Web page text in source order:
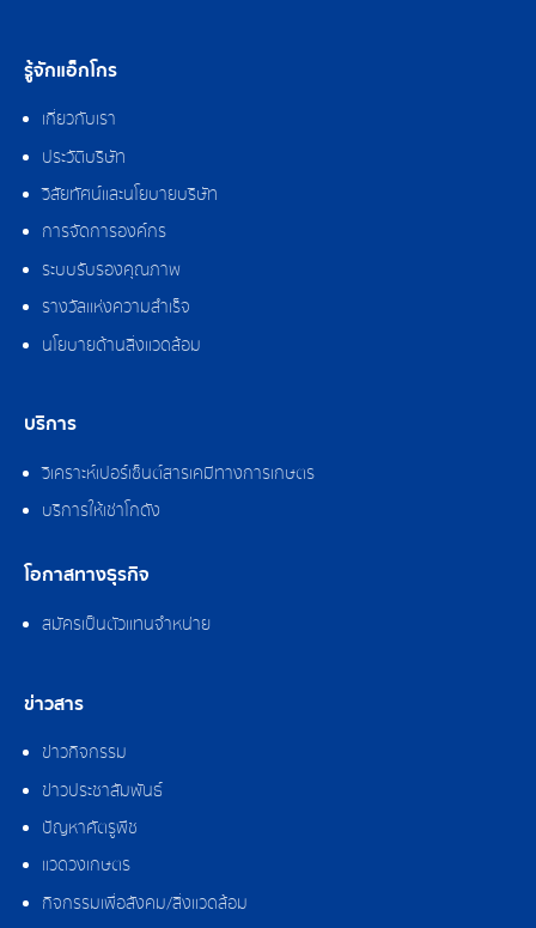
รู้จักแอ็กโกร
เกี่ยวกับเรา
ประวัติบริษัท
วิสัยทัศน์และนโยบายบริษัท
การจัดการองค์กร
ระบบรับรองคุณภาพ
รางวัลแห่งความสำเร็จ
นโยบายด้านสิ่งแวดล้อม
บริการ
วิเคราะห์เปอร์เซ็นต์สารเคมีทางการเกษตร
บริการให้เช่าโกดัง
โอกาสทางธุรกิจ
สมัครเป็นตัวแทนจำหน่าย
ข่าวสาร
ข่าวกิจกรรม
ข่าวประชาสัมพันธ์
ปัญหาศัตรูพืช
แวดวงเกษตร
กิจกรรมเพื่อสังคม/สิ่งแวดล้อม